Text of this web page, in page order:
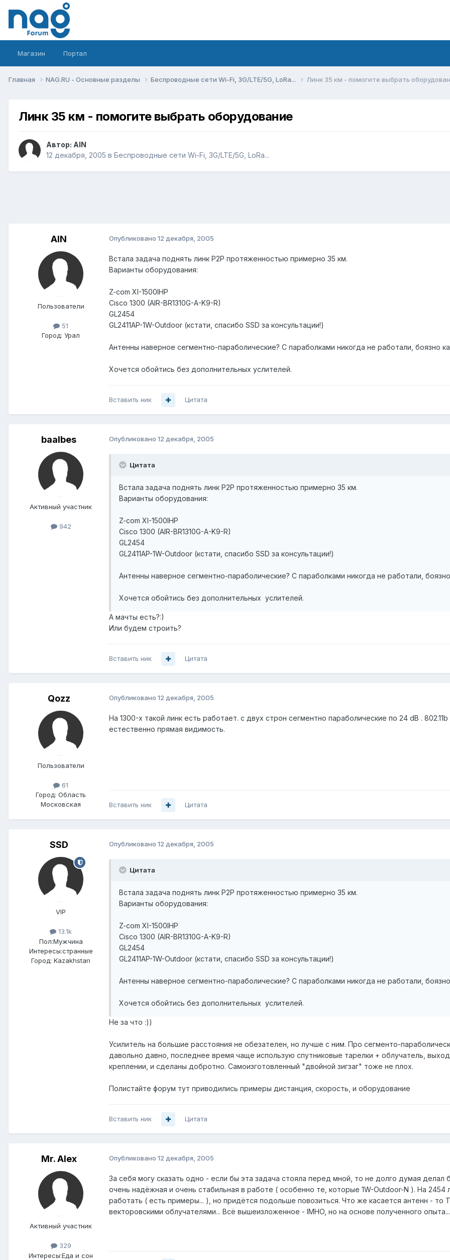
Магазин Портал
Главная NAG.RU - Основные разделы Беспроводные сети Wi-Fi, 3G/LTE/5G, LoRa... Линк 35 км - помогите выбрать
Линк 35 км - помогите выбрать оборудование
Автор: AIN
12 декабря, 2005 в Беспроводные сети Wi-Fi, 3G/LTE/5G, LoRa...
AIN
Пользователи
51
Город: Урал
Опубликовано 12 декабря, 2005
Встала задача поднять линк P2P протяженностью примерно 35 км.
Варианты оборудования:
Z-com XI-1500IHP
Cisco 1300 (AIR-BR1310G-A-K9-R)
GL2454
GL2411AP-1W-Outdoor (кстати, спасибо SSD за консультации!)
Антенны наверное сегментно-параболические? С параболками никогда не работали, боязно
Хочется обойтись без дополнительных услителей.
Вставить ник Цитата
baalbes
Активный участник
942
Опубликовано 12 декабря, 2005
Цитата
Встала задача поднять линк P2P протяженностью примерно 35 км.
Варианты оборудования:
Z-com XI-1500IHP
Cisco 1300 (AIR-BR1310G-A-K9-R)
GL2454
GL2411AP-1W-Outdoor (кстати, спасибо SSD за консультации!)
Антенны наверное сегментно-параболические? С параболками никогда не работали, боязно
Хочется обойтись без дополнительных услителей.
А мачты есть?:)
Или будем строить?
Вставить ник Цитата
Qozz
Пользователи
61
Город: Область
Московская
Опубликовано 12 декабря, 2005
На 1300-х такой линк есть работает. с двух строн сегментно параболические по 24 dB .
естественно прямая видимость.
Вставить ник Цитата
SSD
VIP
13.1k
Пол:Мужчина
Интересы:странные
Город: Kazakhstan
Опубликовано 12 декабря, 2005
Цитата
Встала задача поднять линк P2P протяженностью примерно 35 км.
Варианты оборудования:
Z-com XI-1500IHP
Cisco 1300 (AIR-BR1310G-A-K9-R)
GL2454
GL2411AP-1W-Outdoor (кстати, спасибо SSD за консультации!)
Антенны наверное сегментно-параболические? С параболками никогда не работали, боязно
Хочется обойтись без дополнительных услителей.
Не за что :))
Усилитель на большие расстояния не обезателен, но лучше с ним. Про сегменто-
давольно давно, последнее время чаще использую спутниковые тарелки + облучатель,
креплении, и сделаны добротно. Самоизготовленный "двойной зигзаг" тоже не плох.
Полистайте форум тут приводились примеры дистанция, скорость, и оборудование
Вставить ник Цитата
Mr. Alex
Активный участник
329
Интересы:Еда и сон
Опубликовано 12 декабря, 2005
За себя могу сказать одно - если бы эта задача стояла перед мной, то не долго думая делал
очень надёжная и очень стабильная в работе ( особенно те, которые 1W-Outdoor-N ). На
работать ( есть примеры... ), но придётся подольше повозиться. Что же касается антенн - то
векторовскими облучателями... Всё вышеизложенное - IMHO, но на основе полученного